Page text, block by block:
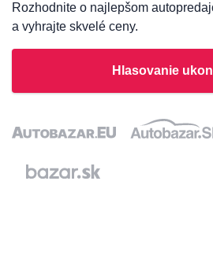
Rozhodnite o najlepšom
a vyhrajte skvelé ceny.
Hlasovanie